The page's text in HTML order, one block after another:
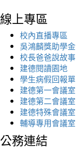
線上專區
校內直播專區
吳鴻麟獎助學金
校長爸爸說故事
建德閱讀園地
學生病假回報單
建德第一會議室
建德第二會議室
建德特殊會議室
輔導專用會議室
公務連結